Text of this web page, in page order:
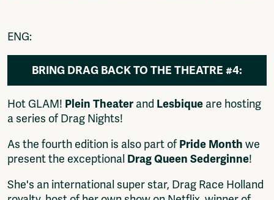
ENG:
BRING DRAG BACK TO THE THEATRE #4:
SEDERGINNE
Hot GLAM! Plein Theater and Lesbique are hosting
a series of Drag Nights!
As the fourth edition is also part of Pride Month we
present the exceptional Drag Queen Sederginne!
She's an international super star, Drag Race Holland